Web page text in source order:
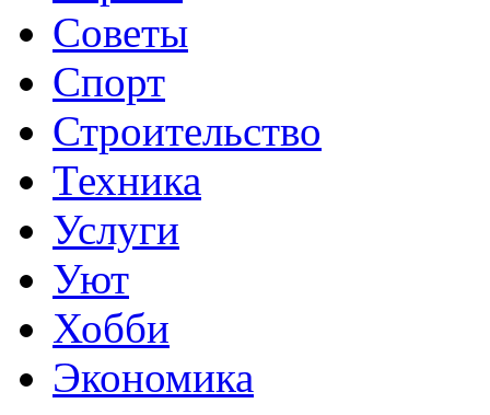
Советы
Спорт
Строительство
Техника
Услуги
Уют
Хобби
Экономика